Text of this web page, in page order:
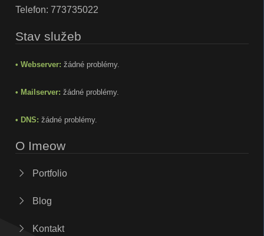
Telefon: 773735022
Stav služeb
• Webserver: žádné problémy.
• Mailserver: žádné problémy.
• DNS: žádné problémy.
O Imeow
Portfolio
Blog
Kontakt